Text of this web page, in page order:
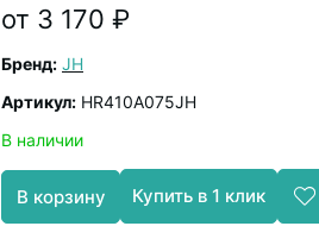
от 3 170 ₽
Бренд: JH
Артикул: HR410A075JH
В наличии
В корзину Купить в 1 клик